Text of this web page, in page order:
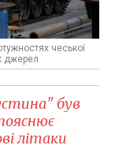
чеської
джерел
був
літаки